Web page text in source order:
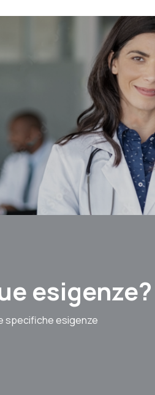
esigenze?
specifiche esigenze